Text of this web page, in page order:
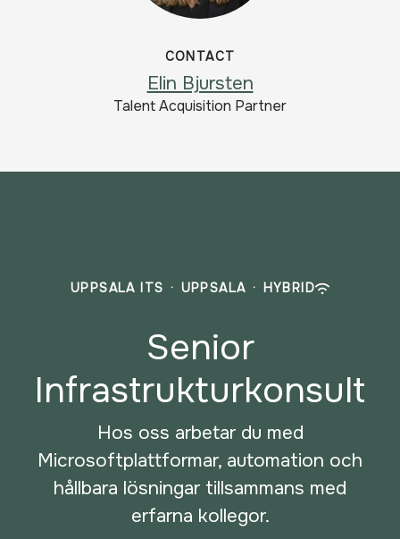
CONTACT
Elin Bjursten
Talent Acquisition Partner
UPPSALA ITS · UPPSALA · HYBRID
Senior
Infrastrukturkonsult
Hos oss arbetar du med
Microsoftplattformar, automation och
hållbara lösningar tillsammans med
erfarna kollegor.